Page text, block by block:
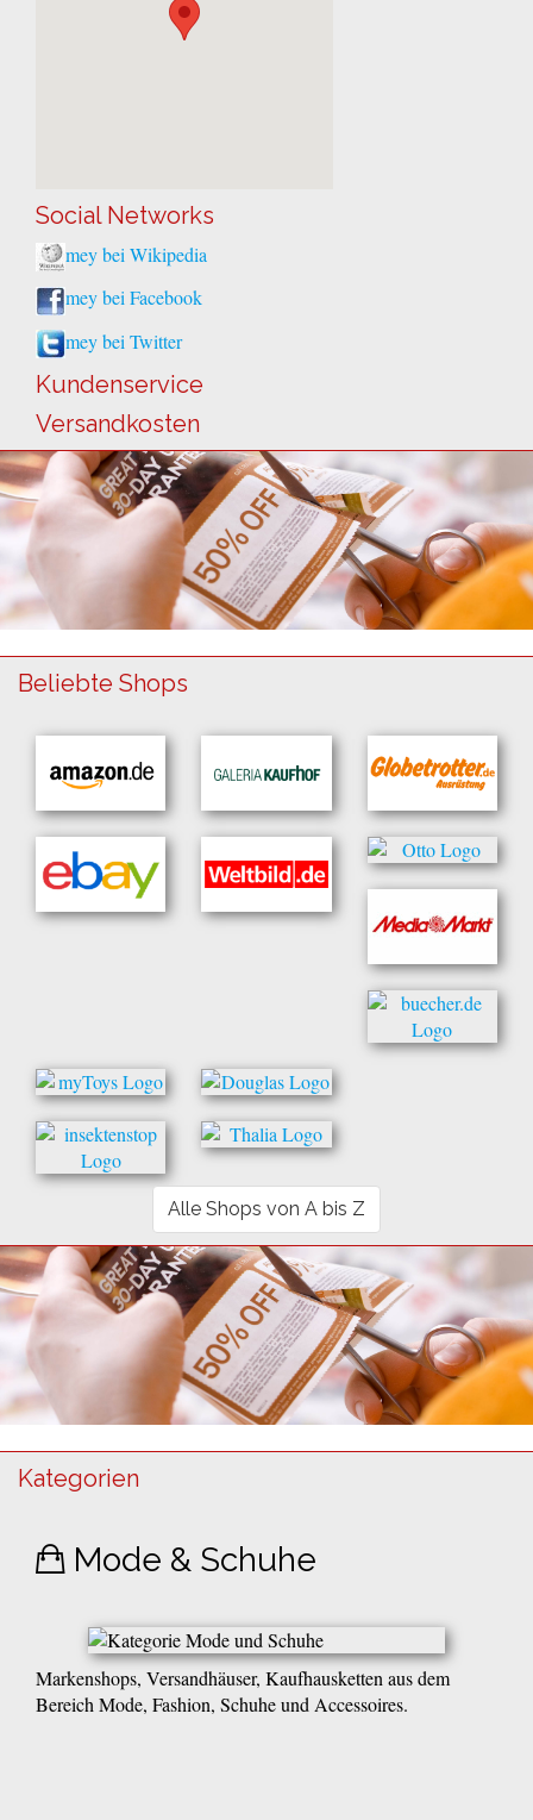
Social Networks
mey bei Wikipedia
mey bei Facebook
mey bei Twitter
Kundenservice
Versandkosten
Beliebte Shops
Alle Shops von A bis Z
Kategorien
Mode & Schuhe
Markenshops, Versandhäuser, Kaufhausketten aus dem
Bereich Mode, Fashion, Schuhe und Accessoires.